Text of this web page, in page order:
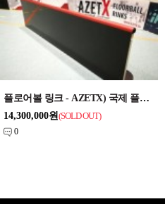
플로어볼 링크 - AZETX) 국제 플로어볼 링크 [AZETX-B(Black)-40x20m]
14,300,000원(SOLD OUT)
0